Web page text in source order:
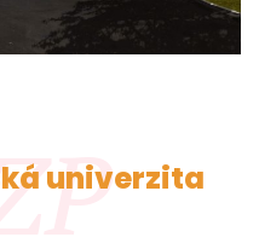
univerzita